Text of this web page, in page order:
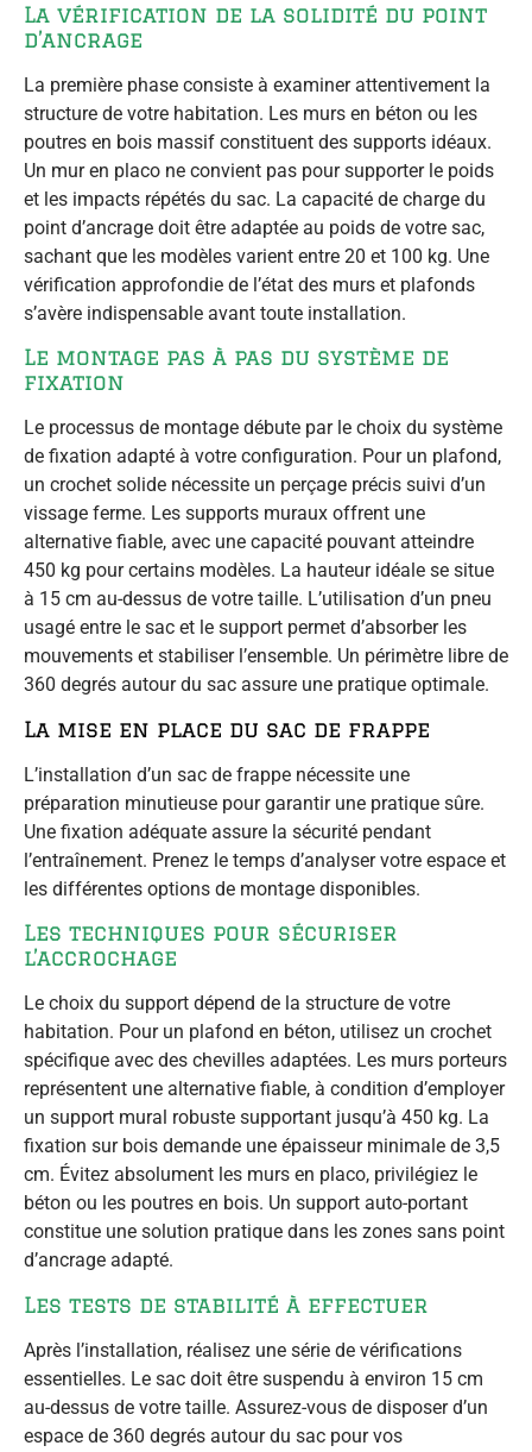
La vérification de la solidité du point
d’ancrage
La première phase consiste à examiner attentivement la
structure de votre habitation. Les murs en béton ou les
poutres en bois massif constituent des supports idéaux.
Un mur en placo ne convient pas pour supporter le poids
et les impacts répétés du sac. La capacité de charge du
point d’ancrage doit être adaptée au poids de votre sac,
sachant que les modèles varient entre 20 et 100 kg. Une
vérification approfondie de l’état des murs et plafonds
s’avère indispensable avant toute installation.
Le montage pas à pas du système de
fixation
Le processus de montage débute par le choix du système
de fixation adapté à votre configuration. Pour un plafond,
un crochet solide nécessite un perçage précis suivi d’un
vissage ferme. Les supports muraux offrent une
alternative fiable, avec une capacité pouvant atteindre
450 kg pour certains modèles. La hauteur idéale se situe
à 15 cm au-dessus de votre taille. L’utilisation d’un pneu
usagé entre le sac et le support permet d’absorber les
mouvements et stabiliser l’ensemble. Un périmètre libre de
360 degrés autour du sac assure une pratique optimale.
La mise en place du sac de frappe
L’installation d’un sac de frappe nécessite une
préparation minutieuse pour garantir une pratique sûre.
Une fixation adéquate assure la sécurité pendant
l’entraînement. Prenez le temps d’analyser votre espace et
les différentes options de montage disponibles.
Les techniques pour sécuriser
l’accrochage
Le choix du support dépend de la structure de votre
habitation. Pour un plafond en béton, utilisez un crochet
spécifique avec des chevilles adaptées. Les murs porteurs
représentent une alternative fiable, à condition d’employer
un support mural robuste supportant jusqu’à 450 kg. La
fixation sur bois demande une épaisseur minimale de 3,5
cm. Évitez absolument les murs en placo, privilégiez le
béton ou les poutres en bois. Un support auto-portant
constitue une solution pratique dans les zones sans point
d’ancrage adapté.
Les tests de stabilité à effectuer
Après l’installation, réalisez une série de vérifications
essentielles. Le sac doit être suspendu à environ 15 cm
au-dessus de votre taille. Assurez-vous de disposer d’un
espace de 360 degrés autour du sac pour vos